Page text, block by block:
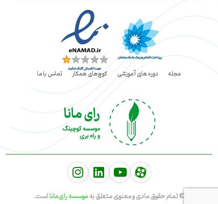
مجله دوره های آموزشی کوچ‌های همکار تماس با ما
social social social
© تمام حقوق مادی و معنوی متعلق بهموسسه رای‌مانااست.